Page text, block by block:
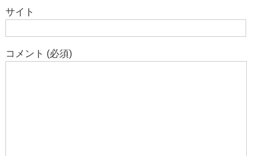
サイト
コメント (必須)